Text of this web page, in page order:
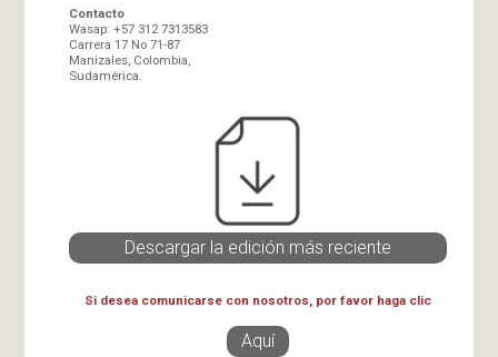
Contacto
Wasap: +57 312 7313583
Carrera 17 No 71-87
Manizales, Colombia,
Sudamérica.
Descargar la edición más reciente
Si desea comunicarse con nosotros, por favor haga clic
Aquí